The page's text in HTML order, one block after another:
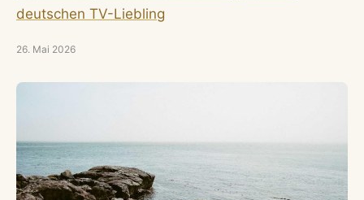
deutschen TV-Liebling
26. Mai 2026